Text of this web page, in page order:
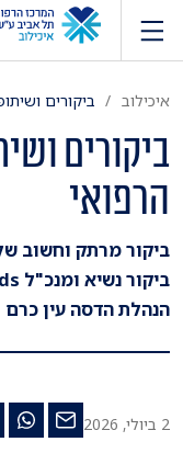
איכילוב ביקורים
ביקורים
הרפואי
ביקור מרתק וחשוב
הנהלת הדסה עין כרם
2 ביולי, 2026